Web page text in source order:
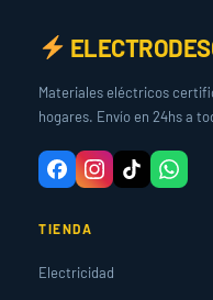
Materiales eléctricos
hogares. Envío en 24hs a
TIENDA
Electricidad